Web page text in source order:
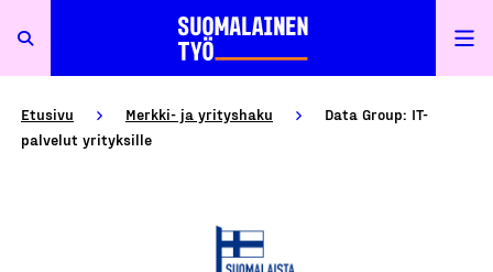
Etusivu Merkki- ja yrityshaku
Data Group: IT-
palvelut yrityksille